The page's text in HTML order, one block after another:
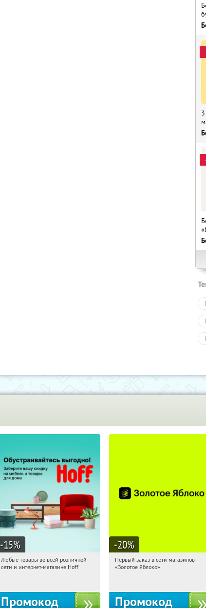
-15%
22:10:17 Получили:
Любые товары во всей розничной
сети и интернет-магазине Hoff
Промокод
-20%
22:10:17
Получи первым!
Первый заказ в сети магазинов
«Золотое Яблоко»
Промокод